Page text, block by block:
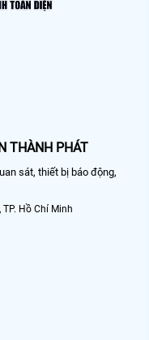
THÀNH PHÁT
sát, thiết bị báo động,
Hồ Chí Minh